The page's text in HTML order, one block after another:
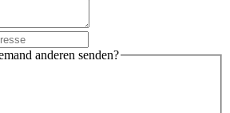
anderen senden?